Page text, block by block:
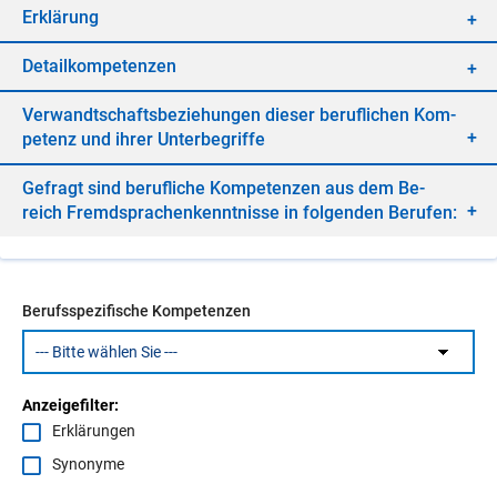
Er­klä­rung
De­tail­kom­pe­ten­zen
Ver­wandt­schafts­be­zie­hun­gen die­ser be­ruf­li­chen Kom­
pe­tenz und ih­rer Un­ter­be­grif­fe
Ge­fragt sind be­ruf­li­che Kom­pe­ten­zen aus dem Be­
reich Fremd­spra­chen­kennt­nis­se in fol­gen­den Be­ru­fen:
Berufsspezifische Kompetenzen
Anzeigefilter:
Erklärungen
Synonyme